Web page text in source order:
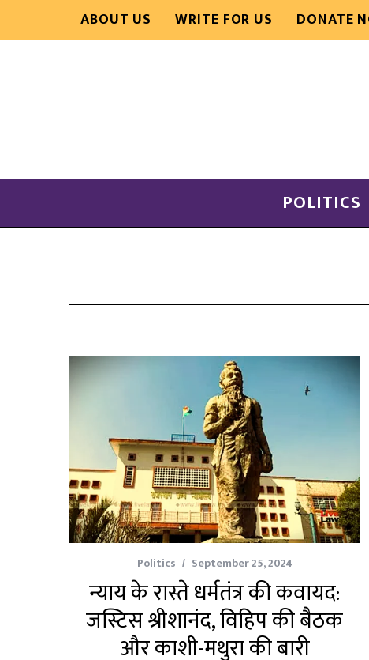
ABOUT US WRITE FOR US DONATE
POLITICS
Politics September 25, 2024
न्याय के रास्ते धर्मतंत्र की कवायद:
जस्टिस श्रीशानंद, विहिप की बैठक
और काशी-मथुरा की बारी